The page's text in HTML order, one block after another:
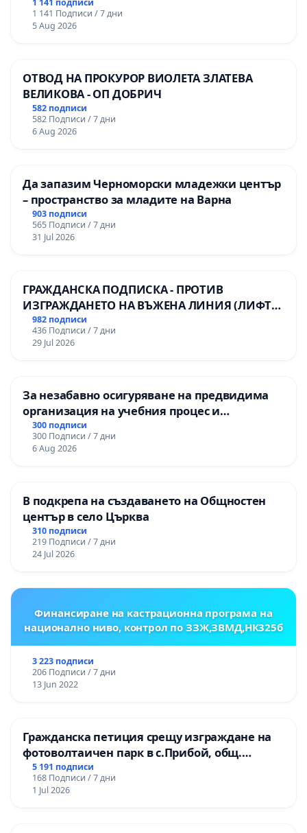
гимназия по промишлени технологии в
Професионалната гимназия по икономика и
мениджмънт – гр. Пазарджик
1 141 подписи
1 141 Подписи / 7 дни
5 Aug 2026
ОТВОД НА ПРОКУРОР ВИОЛЕТА ЗЛАТЕВА
ВЕЛИКОВА - ОП ДОБРИЧ
582 подписи
582 Подписи / 7 дни
6 Aug 2026
Да запазим Черноморски младежки център
– пространство за младите на Варна
903 подписи
565 Подписи / 7 дни
31 Jul 2026
ГРАЖДАНСКА ПОДПИСКА - ПРОТИВ
ИЗГРАЖДАНЕТО НА ВЪЖЕНА ЛИНИЯ (ЛИФТ)
НА ТЕРИТОРИЯТА НА ПРИРОДНА
ЗАБЕЛЕЖИТЕЛНОСТ „ХЪЛМ НА
ОСВОБОДИТЕЛИТЕ“ (БУНАРДЖИК)
982 подписи
436 Подписи / 7 дни
29 Jul 2026
За незабавно осигуряване на предвидима
организация на учебния процес и
гарантиране на правото на равнопоставено
и качествено образование на учениците от
ОУ „Княз Александър I“ и Хуманитарна
300 подписи
300 Подписи / 7 дни
6 Aug 2026
В подкрепа на създаването на Общностен
център в село Църква
310 подписи
219 Подписи / 7 дни
24 Jul 2026
Финансиране на кастрационна програма на
национално ниво, контрол по ЗЗЖ,ЗВМД,НК325б
3 223 подписи
206 Подписи / 7 дни
13 Jun 2022
Гражданска петиция срещу изграждане на
фотоволтаичен парк в с.Прибой, общ.
Радомир
5 191 подписи
168 Подписи / 7 дни
1 Jul 2026